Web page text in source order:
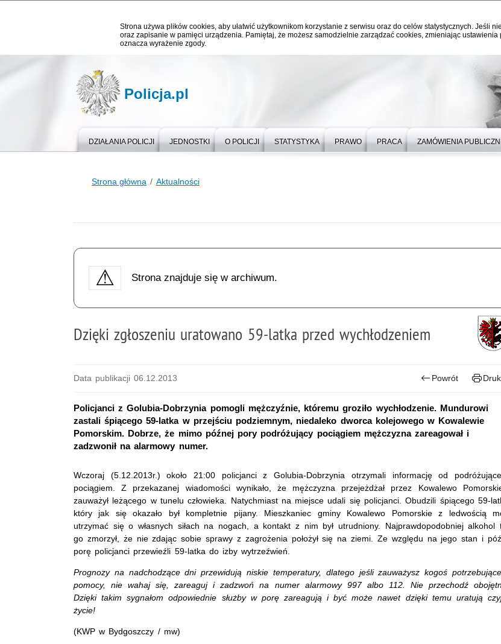
Strona używa plików cookies, aby ułatwić użytkownikom korzystanie z serwisu oraz do celów statystycznych. Jeśli
oraz zapisanie w pamięci urządzenia. Pamiętaj, że możesz samodzielnie zarządzać cookies, zmieniając
oznacza wyrażenie zgody.
Policja.pl
DZIAŁANIA POLICJI JEDNOSTKI O POLICJI STATYSTYKA PRAWO PRACA ZAMÓWIENIA
Strona główna Aktualności
Strona znajduje się w archiwum.
Dzięki zgłoszeniu uratowano 59-latka przed wychłodzeniem
Data publikacji 06.12.2013 Powrót
Policjanci z Golubia-Dobrzynia pomogli mężczyźnie, któremu groziło wychłodzenie. Mundurowi
zastali śpiącego 59-latka w przejściu podziemnym, niedaleko dworca kolejowego w Kowalewie
Pomorskim. Dobrze, że mimo późnej pory podróżujący pociągiem mężczyzna zareagował i
zadzwonił na alarmowy numer.
Wczoraj (5.12.2013r.) około 21:00 policjanci z Golubia-Dobrzynia otrzymali informację od
pociągiem. Z przekazanej wiadomości wynikało, że mężczyzna przejeżdżał przez Kowalewo
zauważył leżącego w tunelu człowieka. Natychmiast na miejsce udali się policjanci. Obudzili śpiącego 59-
który jak się okazało był kompletnie pijany. Mieszkaniec gminy Kowalewo Pomorskie z ledwością
utrzymać się o własnych siłach na nogach, a kontakt z nim był utrudniony. Najprawdopodobniej alkohol
go zmorzył, że nie zdając sobie sprawy z zagrożenia położył się na ziemi. Ze względu na jego stan i
porę policjanci przewieźli 59-latka do izby wytrzeźwień.
Prognozy na nadchodzące dni przewidują niskie temperatury, dlatego jeśli zauważysz kogoś
pomocy, nie wahaj się, zareaguj i zadzwoń na numer alarmowy 997 albo 112. Nie przechodź
Dzięki takim sygnałom odpowiednie służby w porę zareagują i być może nawet dzięki temu uratują
życie!
(KWP w Bydgoszczy / mw)